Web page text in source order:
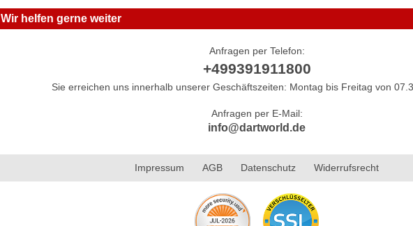
Wir helfen gerne weiter
Anfragen per Telefon:
+499391911800
Sie erreichen uns innerhalb unserer Geschäftszeiten: Montag bis Freitag von
Anfragen per E-Mail:
info@dartworld.de
Impressum AGB Datenschutz Widerrufsrecht